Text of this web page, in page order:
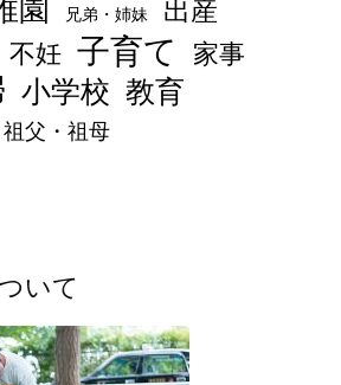
園 兄弟・姉妹 出産
不妊 子育て 家事
小学校 教育
祖父・祖母
いて